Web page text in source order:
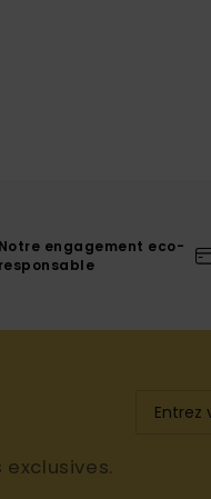
Notre engagement eco-
responsable